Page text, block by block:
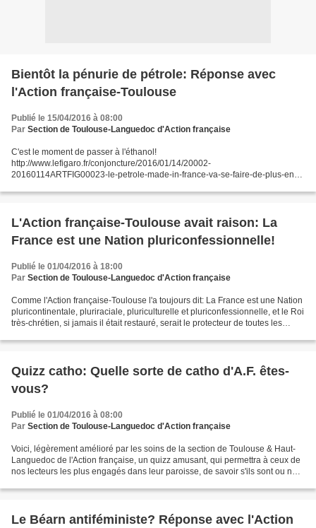
Bientôt la pénurie de pétrole: Réponse avec
l'Action française-Toulouse
Publié le 15/04/2016 à 08:00
Par Section de Toulouse-Languedoc d'Action française
C'est le moment de passer à l'éthanol!
http://www.lefigaro.fr/conjoncture/2016/01/14/20002-
20160114ARTFIG00023-le-petrole-made-in-france-va-se-faire-de-plus-en-
L'Action française-Toulouse avait raison: La
France est une Nation pluriconfessionnelle!
Publié le 01/04/2016 à 18:00
Par Section de Toulouse-Languedoc d'Action française
Comme l'Action française-Toulouse l'a toujours dit: La France est une Nation
pluricontinentale, pluriraciale, pluriculturelle et pluriconfessionnelle, et le Roi
très-chrétien, si jamais il était restauré, serait le protecteur de toutes les
Quizz catho: Quelle sorte de catho d'A.F. êtes-
vous?
Publié le 01/04/2016 à 08:00
Par Section de Toulouse-Languedoc d'Action française
Voici, légèrement amélioré par les soins de la section de Toulouse & Haut-
Languedoc de l'Action française, un quizz amusant, qui permettra à ceux de
nos lecteurs les plus engagés dans leur paroisse, de savoir s'ils sont ou non,
Le Béarn antiféministe? Réponse avec l'Action